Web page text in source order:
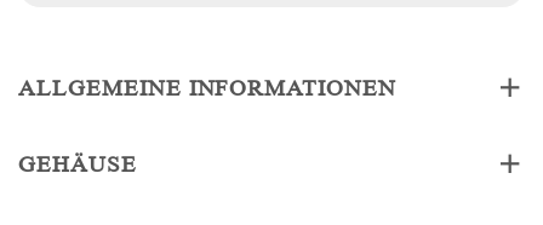
ALLGEMEINE INFORMATIONEN
GEHÄUSE